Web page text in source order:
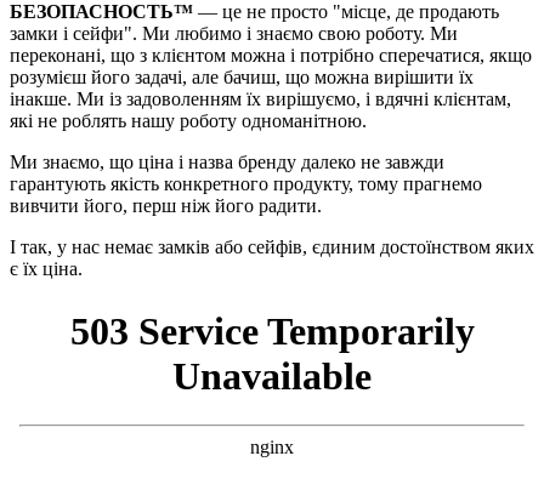
БЕЗОПАСНОСТЬ™ — це не просто "місце, де продають
замки і сейфи". Ми любимо і знаємо свою роботу. Ми
переконані, що з клієнтом можна і потрібно сперечатися, якщо
розумієш його задачі, але бачиш, що можна вирішити їх
інакше. Ми із задоволенням їх вирішуємо, і вдячні клієнтам,
які не роблять нашу роботу одноманітною.
Ми знаємо, що ціна і назва бренду далеко не завжди
гарантують якість конкретного продукту, тому прагнемо
вивчити його, перш ніж його радити.
І так, у нас немає замків або сейфів, єдиним достоїнством яких
є їх ціна.